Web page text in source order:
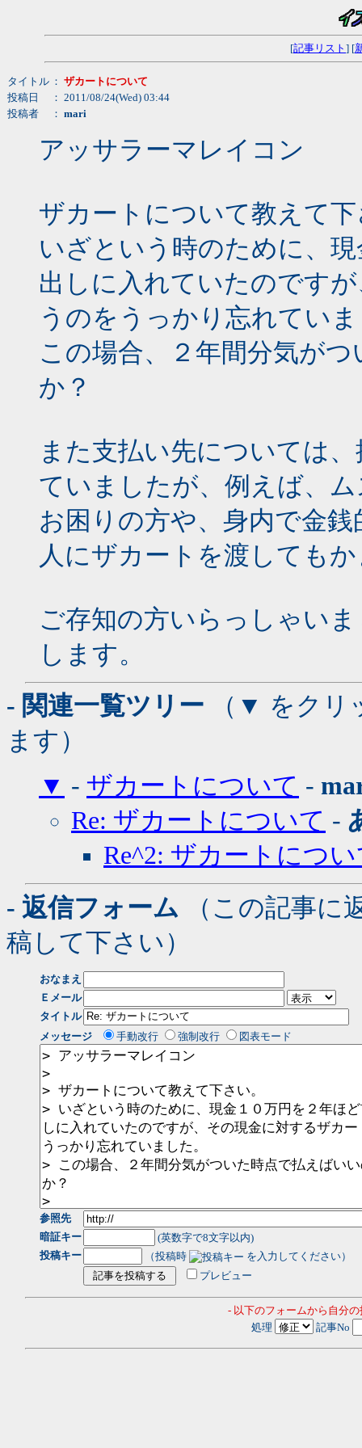
[記事リスト ] [
タイトル ： ザカートについて
投稿日
： 2011/08/24(Wed) 03:44
投稿者
： mari
アッサラーマレイコン
ザカートについて教えて
いざという時のために、
出しに入れていたのです
うのをうっかり忘れてい
この場合、２年間分気が
か？
また支払い先については
ていましたが、例えば、
お困りの方や、身内で金
人にザカートを渡しても
ご存知の方いらっしゃい
します。
- 関連一覧ツリー （▼ をクリ
ます）
▼ - ザカートについて -
Re: ザカートについて -
Re^2: ザカートにつ
- 返信フォーム （この記事に
稿して下さい）
おなまえ
Ｅメール
タイトル
メッセージ
手動改行 強制改行 図表モード
参照先
暗証キー
(英数字で8文字以内)
投稿キー
（投稿時
を入力してください）
プレビュー
- 以下のフォームから自分
処理
記事No